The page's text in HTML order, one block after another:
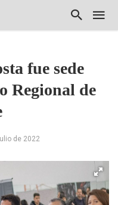
fue sede
Regional de
de 2022